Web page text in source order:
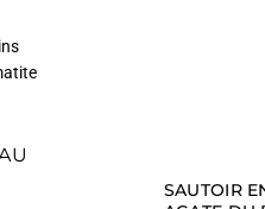
sur notre site des
demandes plus précises ou
achat.
de l’importance que
pourquoi nous voulons
des minéraux du monde
SAUTOIR